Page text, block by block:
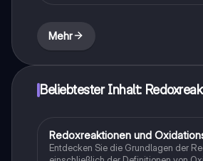
chemischer Reaktionen. Ideal für
Chemie.
Mehr
Beliebtester Inhalt:
Chemie
Redoxreaktionen und
Entdecken Sie die Grundlagen der